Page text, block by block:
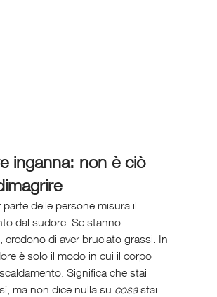
inganna: non è ciò
delle persone misura il
dal sudore. Se stanno
credono di aver bruciato grassi. In
è solo il modo in cui il corpo
Significa che stai
ma non dice nulla su cosa stai